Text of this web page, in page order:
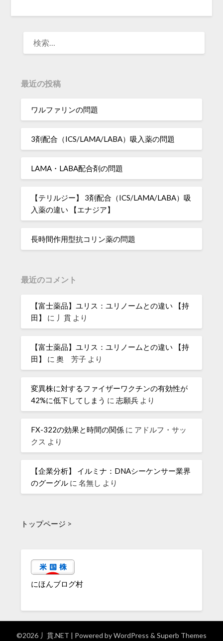
最近の投稿
ワルファリンの問題
3剤配合（ICS/LAMA/LABA）吸入薬の問題
LAMA・LABA配合剤の問題
【テリルジー】 3剤配合（ICS/LAMA/LABA）吸
入薬の違い 【エナジア】
長時間作用型抗コリン薬の問題
最近のコメント
【富士薬品】ユリス：ユリノームとの違い 【持
田】
に 丿貫 より
【富士薬品】ユリス：ユリノームとの違い 【持
田】
に奧 芳子 より
変異株に対するファイザーワクチンの有効性が
42%に低下してしまう に志願兵 より
FX-322の効果と時間の関係 に アドルフ・サッ
クス より
【企業分析】 イルミナ：DNAシーケンサー業界
のグーグル に名無し より
トップページ >
にほんブログ村
©2026 丿貫.NET | Powered byWordPress & Superb Themes